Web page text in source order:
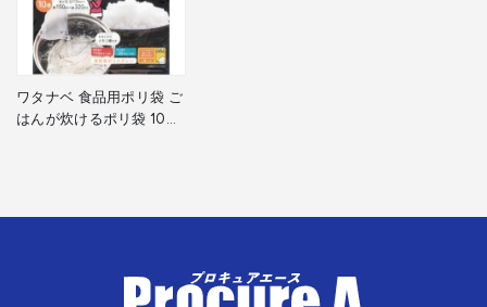
ワタナベ 食品用ポリ袋 ご
はんが炊けるポリ袋 10枚